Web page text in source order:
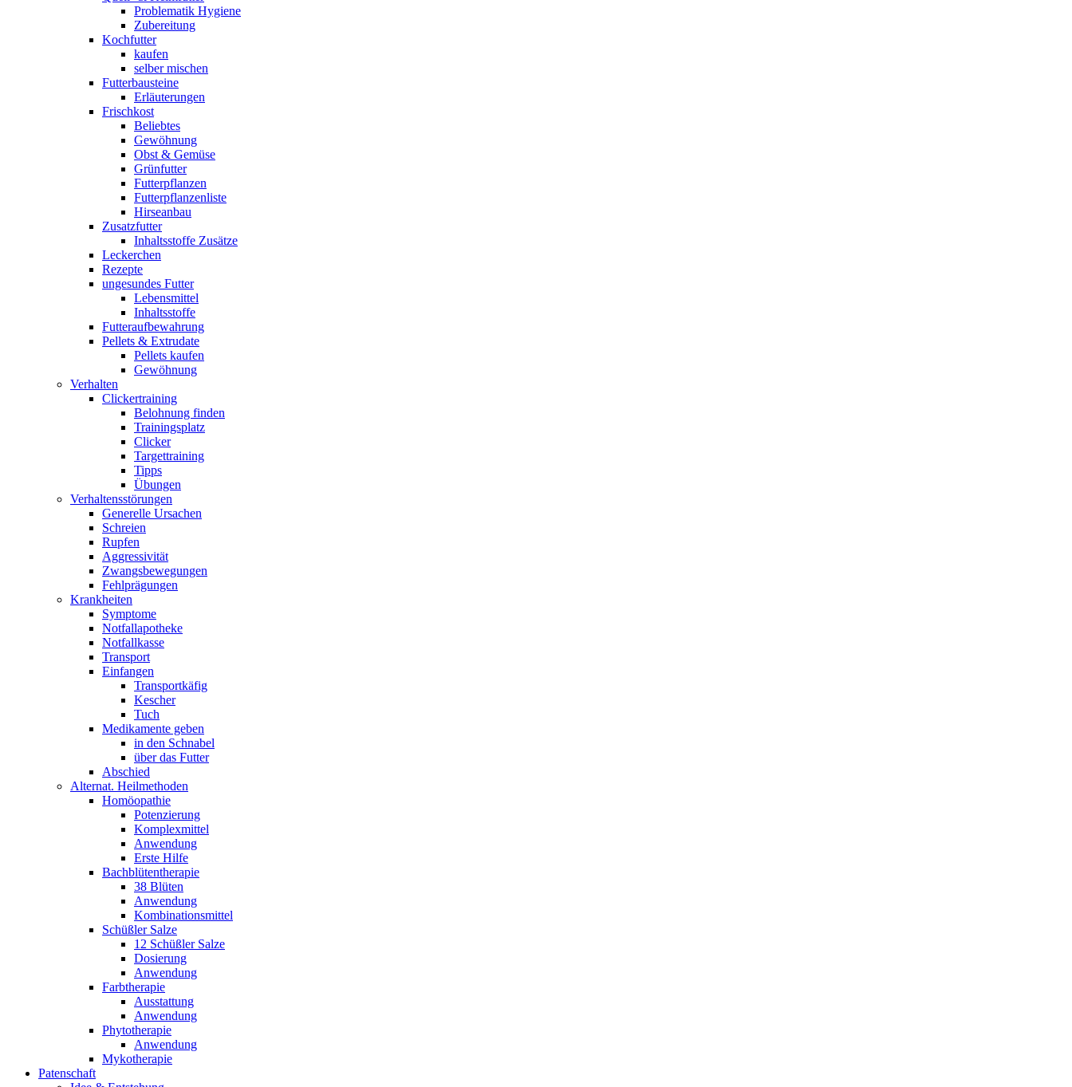
Problematik Hygiene
Zubereitung
Kochfutter
kaufen
selber mischen
Futterbausteine
Erläuterungen
Frischkost
Beliebtes
Gewöhnung
Obst & Gemüse
Grünfutter
Futterpflanzen
Futterpflanzenliste
Hirseanbau
Zusatzfutter
Inhaltsstoffe Zusätze
Leckerchen
Rezepte
ungesundes Futter
Lebensmittel
Inhaltsstoffe
Futteraufbewahrung
Pellets & Extrudate
Pellets kaufen
Gewöhnung
Verhalten
Clickertraining
Belohnung finden
Trainingsplatz
Clicker
Targettraining
Tipps
Übungen
Verhaltensstörungen
Generelle Ursachen
Schreien
Rupfen
Aggressivität
Zwangsbewegungen
Fehlprägungen
Krankheiten
Symptome
Notfallapotheke
Notfallkasse
Transport
Einfangen
Transportkäfig
Kescher
Tuch
Medikamente geben
in den Schnabel
über das Futter
Abschied
Alternat. Heilmethoden
Homöopathie
Potenzierung
Komplexmittel
Anwendung
Erste Hilfe
Bachblütentherapie
38 Blüten
Anwendung
Kombinationsmittel
Schüßler Salze
12 Schüßler Salze
Dosierung
Anwendung
Farbtherapie
Ausstattung
Anwendung
Phytotherapie
Anwendung
Mykotherapie
Patenschaft